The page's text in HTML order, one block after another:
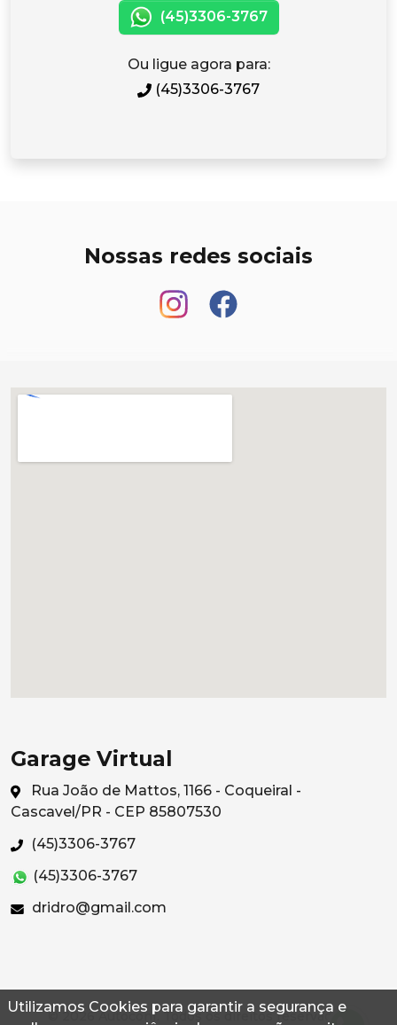
Utilizamos Cookies para garantir a segurança e
(45)3306-3767
Ou ligue agora para:
(45)3306-3767
Nossas redes sociais
Garage Virtual
Rua João de Mattos, 1166 - Coqueiral -
Cascavel/PR - CEP 85807530
(45)3306-3767
(45)3306-3767
dridro@gmail.com
© 2026 Autoconf. Todos os direitos reservados.